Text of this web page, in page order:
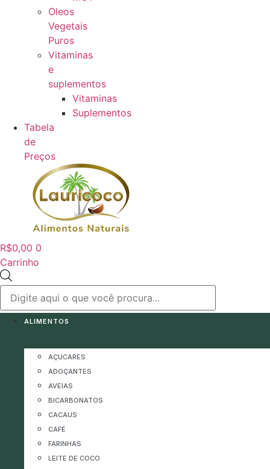
Oleos
Vegetais
Puros
Vitaminas
e
suplementos
Vitaminas
Suplementos
Tabela
de
Preços
R$0,00 0
Carrinho
produtos
ALIMENTOS
AÇUCARES
ADOÇANTES
AVEIAS
BICARBONATOS
CACAUS
CAFÉ
FARINHAS
LEITE DE COCO